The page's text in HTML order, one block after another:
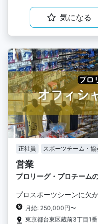
気になる
正社員 スポーツチーム・協
営業
プロリーグ・プロチーム
プロスポーツシーンに欠
月給: 250,000円〜
東京都台東区蔵前3丁目1